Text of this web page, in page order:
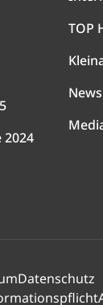
2024
TOP
Datenschutz